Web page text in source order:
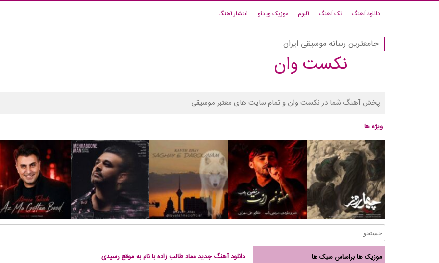
دانلود آهنگ تک آهنگ آلبوم موزیک ویدئو انتشار آهنگ
جامعترین رسانه موسیقی ایران
نکست وان
پخش آهنگ شما در نکست وان و تمام سایت های معتبر موسیقی
ویژه ها
موزیک ها براساس سبک ها دانلود آهنگ جدید عماد طالب زاده با نام به موقع رسیدی